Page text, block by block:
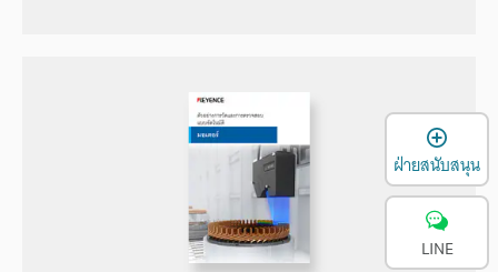
ฝ่ายสนับสนุน
LINE